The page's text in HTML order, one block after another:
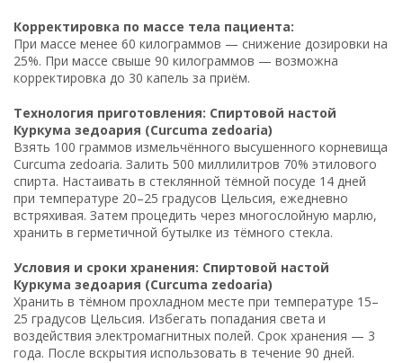
Корректировка по массе тела пациента:
При массе менее 60 килограммов — снижение дозировки на
25%. При массе свыше 90 килограммов — возможна
корректировка до 30 капель за приём.
Технология приготовления: Спиртовой настой
Куркума зедоария (Curcuma zedoaria)
Взять 100 граммов измельчённого высушенного корневища
Curcuma zedoaria. Залить 500 миллилитров 70% этилового
спирта. Настаивать в стеклянной тёмной посуде 14 дней
при температуре 20–25 градусов Цельсия, ежедневно
встряхивая. Затем процедить через многослойную марлю,
хранить в герметичной бутылке из тёмного стекла.
Условия и сроки хранения: Спиртовой настой
Куркума зедоария (Curcuma zedoaria)
Хранить в тёмном прохладном месте при температуре 15–
25 градусов Цельсия. Избегать попадания света и
воздействия электромагнитных полей. Срок хранения — 3
года. После вскрытия использовать в течение 90 дней.